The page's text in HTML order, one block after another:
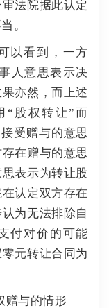
法院据此认定
。
以看到，一方
人意思表示决
亦然，而上述
“股权转让”而
受赠与的意思
在赠与的意思
表示为转让股
认定双方存在
为无法排除自
付对价的可能
元转让合同为
赠与的情形